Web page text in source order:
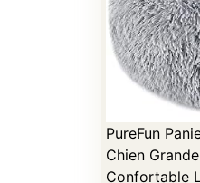
PureFun
Chien
Confortable